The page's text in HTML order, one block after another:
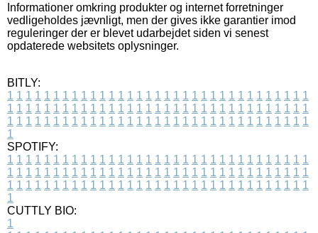
Informationer omkring produkter og internet forretninger
vedligeholdes jævnligt, men der gives ikke garantier imod
reguleringer der er blevet udarbejdet siden vi senest
opdaterede websitets oplysninger.
BITLY:
1 1 1 1 1 1 1 1 1 1 1 1 1 1 1 1 1 1 1 1 1 1 1 1 1 1 1 1 1 1 1 1 1
1 1 1 1 1 1 1 1 1 1 1 1 1 1 1 1 1 1 1 1 1 1 1 1 1 1 1 1 1 1 1 1 1
1 1 1 1 1 1 1 1 1 1 1 1 1 1 1 1 1 1 1 1 1 1 1 1 1 1 1 1 1 1 1 1 1
1
SPOTIFY:
1 1 1 1 1 1 1 1 1 1 1 1 1 1 1 1 1 1 1 1 1 1 1 1 1 1 1 1 1 1 1 1 1
1 1 1 1 1 1 1 1 1 1 1 1 1 1 1 1 1 1 1 1 1 1 1 1 1 1 1 1 1 1 1 1 1
1 1 1 1 1 1 1 1 1 1 1 1 1 1 1 1 1 1 1 1 1 1 1 1 1 1 1 1 1 1 1 1 1
1
CUTTLY BIO:
1